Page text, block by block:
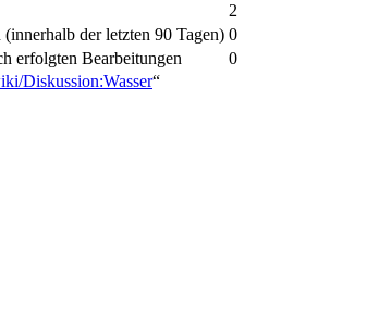
2
der letzten 90 Tagen) 0
erfolgten Bearbeitungen
0
Diskussion:Wasser“